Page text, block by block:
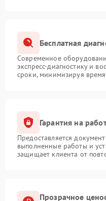
Бесплатная
Современное
экспресс-диагностику и
сроки, минимизируя время
Гарантия на
Предоставляется
выполненные работы и
защищает клиента от
Прозрачное